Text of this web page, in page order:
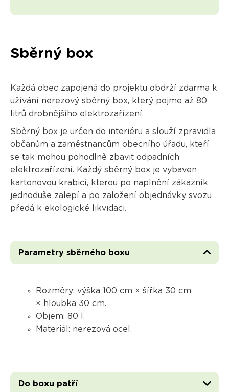
Sběrný box
Každá obec zapojená do projektu obdrží zdarma k
užívání nerezový sběrný box, který pojme až 80
litrů drobnějšího elektrozařízení.
Sběrný box je určen do interiéru a slouží zpravidla
občanům a zaměstnancům obecního úřadu, kteří
se tak mohou pohodlně zbavit odpadních
elektrozařízení. Každý sběrný box je vybaven
kartonovou krabicí, kterou po naplnění zákazník
jednoduše zalepí a po založení objednávky svozu
předá k ekologické likvidaci.
Parametry sběrného boxu
Rozměry: výška 100 cm × šířka 30 cm
× hloubka 30 cm.
Objem: 80 l.
Materiál: nerezová ocel.
Do boxu patří